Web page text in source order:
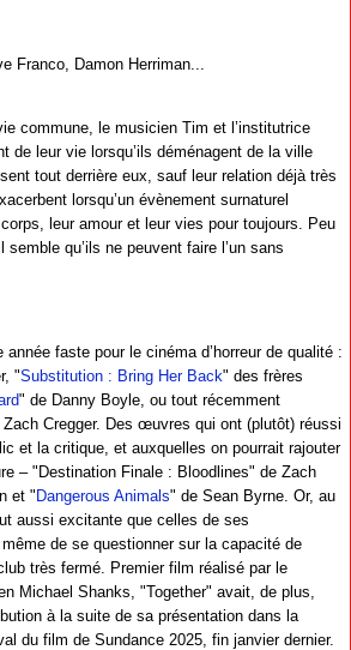
Franco, Damon Herriman...
commune, le musicien Tim et l’institutrice
de leur vie lorsqu’ils déménagent de la ville
tout derrière eux, sauf leur relation déjà très
lorsqu’un évènement surnaturel
leur amour et leur vies pour toujours. Peu
qu’ils ne peuvent faire l’un sans
faste pour le cinéma d’horreur de qualité :
"Substitution : Bring Her Back" des frères
" de Danny Boyle, ou tout récemment
Zach Cregger. Des œuvres qui ont (plutôt) réussi
et la critique, et auxquelles on pourrait rajouter
– "Destination Finale : Bloodlines" de Zach
et " Dangerous Animals" de Sean Byrne. Or, au
aussi excitante que celles de ses
de se questionner sur la capacité de
très fermé. Premier film réalisé par le
Michael Shanks, "Together" avait, de plus,
à la suite de sa présentation dans la
du film de Sundance 2025, fin janvier dernier.